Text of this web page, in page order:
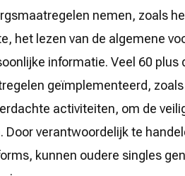
nemen, zoals
het lezen van de algemene
informatie. Veel 60 plus
geïmplementeerd,
activiteiten, om de
Door verantwoordelijk te
kunnen oudere singles